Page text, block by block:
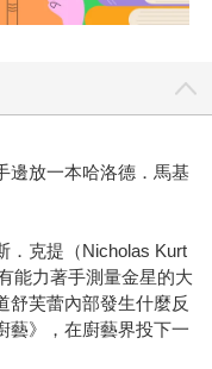
邊放一本哈洛德．馬基
．克提（Nicholas Kurt
能力著手測量金星的大
舒芙蕾內部發生什麼反
藝》，在廚藝界投下一